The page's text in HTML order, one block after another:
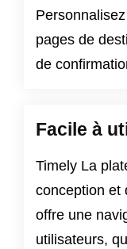
pages de
de
Facile à
Timely La
conception et
offre une
utilisateurs,